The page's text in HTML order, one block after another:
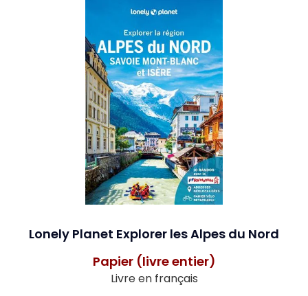
Lonely Planet Explorer les Alpes du Nord
Papier (livre entier)
Livre en français